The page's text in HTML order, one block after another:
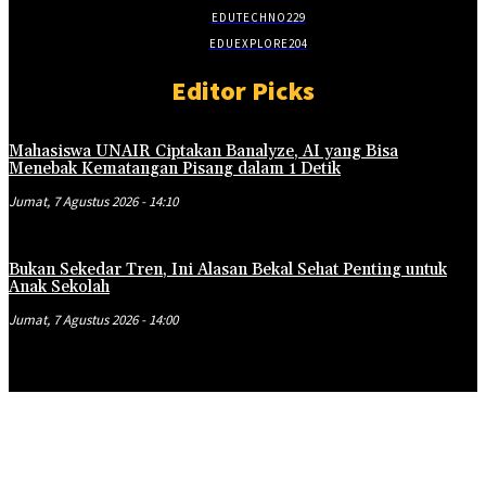
EDUTECHNO229
EDUEXPLORE204
Editor Picks
Mahasiswa UNAIR Ciptakan Banalyze, AI yang Bisa
Menebak Kematangan Pisang dalam 1 Detik
Jumat, 7 Agustus 2026 - 14:10
Bukan Sekedar Tren, Ini Alasan Bekal Sehat Penting untuk
Anak Sekolah
Jumat, 7 Agustus 2026 - 14:00